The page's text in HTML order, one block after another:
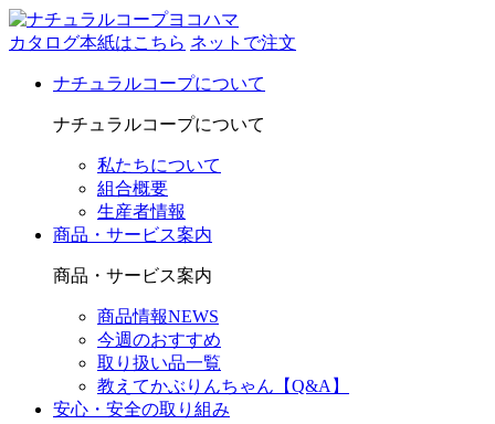
カタログ本紙はこちら ネットで注文
ナチュラルコープについて
ナチュラルコープについて
私たちについて
組合概要
生産者情報
商品・サービス案内
商品・サービス案内
商品情報NEWS
今週のおすすめ
取り扱い品一覧
教えてかぶりんちゃん【Q&A】
安心・安全の取り組み